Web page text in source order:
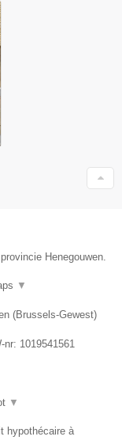
Henegouwen.
▼
(Brussels-Gewest)
nr: 1019541561
▼
hypothécaire à